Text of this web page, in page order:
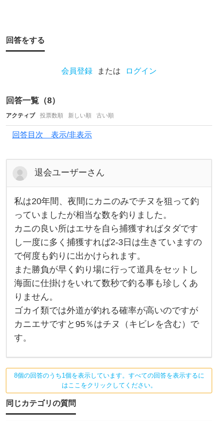
り
ま
す
。
中
明
る
回答をする
会員登録 または ログイン
回答一覧（8）
アクティブ 投票数順 新しい順 古い順
回答目次 表示/非表示
退会ユーザーさん
私
は
2
0
年
間
、
夜
間
に
カ
ニ
の
み
で
チ
ヌ
を
釣
っ
い
ま
し
た
私は20年間、夜間にカニのみでチヌを狙って釣
っていましたが相当な数を釣りました。
カニの良い所はエサを自ら捕獲すればタダです
し一度に多く捕獲すれば2-3日は生きていますの
で何度も釣りに出かけられます。
また勝負が早く釣り場に行って道具をセットし
海面に仕掛けをいれて数秒で釣る事も珍しくあ
りません。
ゴカイ類では外道が釣れる確率が高いのですが
カニエサですと95％はチヌ（キビレを含む）で
す。
8個の回答のうち1個を表示しています。すべての回答を表示するに
はここをクリックしてください。
同じカテゴリの質問